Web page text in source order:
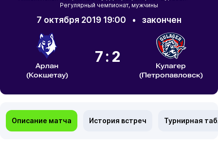
Регулярный чемпионат, мужчины
7 октября 2019 19:00 • закончен
Арлан
(Кокшетау)
7:2
Кулагер
(Петропавловск)
Описание матча История встреч Турнирная